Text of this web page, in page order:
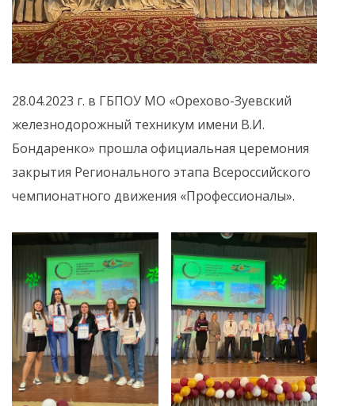
28.04.2023 г. в ГБПОУ МО «Орехово-Зуевский
железнодорожный техникум имени В.И.
Бондаренко» прошла официальная церемония
закрытия Регионального этапа Всероссийского
чемпионатного движения «Профессионалы».